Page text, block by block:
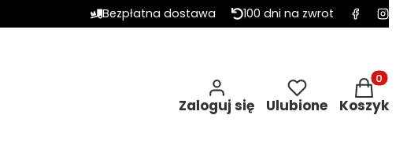
Bezpłatna dostawa 100 dni na zwrot
Zaloguj się Ulubione
Produkty
Koszyk